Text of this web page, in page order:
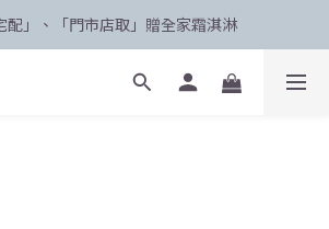
定登場 POPCARE×KINGJUN
配」、「門市店取」贈全家霜淇淋
限定登場 POPCARE×KINGJUN